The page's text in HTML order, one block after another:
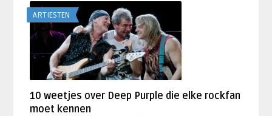
ARTIESTEN
10 weetjes over Deep Purple die elke rockfan
moet kennen